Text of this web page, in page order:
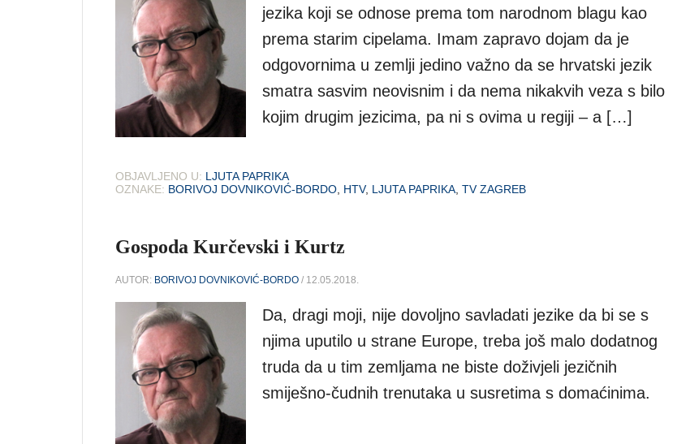
jezika koji se odnose prema tom narodnom blagu kao
prema starim cipelama. Imam zapravo dojam da je
odgovornima u zemlji jedino važno da se hrvatski jezik
smatra sasvim neovisnim i da nema nikakvih veza s bilo
kojim drugim jezicima, pa ni s ovima u regiji – a […]
OBJAVLJENO U: LJUTA PAPRIKA
OZNAKE: BORIVOJ DOVNIKOVIĆ-BORDO, HTV, LJUTA PAPRIKA, TV ZAGREB
Gospoda Kurčevski i Kurtz
AUTOR: BORIVOJ DOVNIKOVIĆ-BORDO / 12.05.2018.
Da, dragi moji, nije dovoljno savladati jezike da bi se s
njima uputilo u strane Europe, treba još malo dodatnog
truda da u tim zemljama ne biste doživjeli jezičnih
smiješno-čudnih trenutaka u susretima s domaćinima.